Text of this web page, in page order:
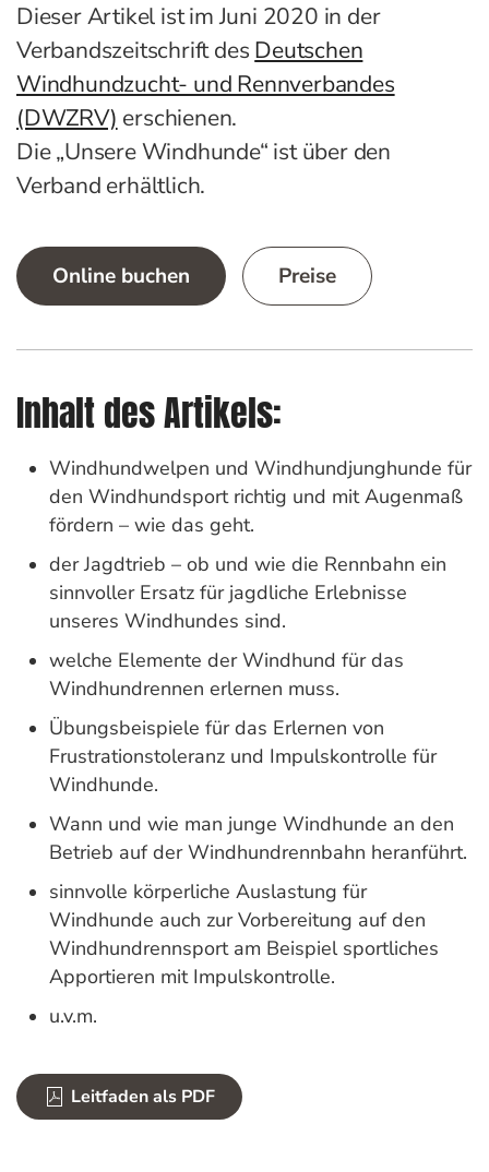
Dieser Artikel ist im Juni 2020 in der
Verbandszeitschrift des Deutschen
Windhundzucht- und Rennverbandes
(DWZRV) erschienen.
Die „Unsere Windhunde“ ist über den
Verband erhältlich.
Online buchen Preise
Inhalt des Artikels:
Windhundwelpen und Windhundjunghunde für
den Windhundsport richtig und mit Augenmaß
fördern – wie das geht.
der Jagdtrieb – ob und wie die Rennbahn ein
sinnvoller Ersatz für jagdliche Erlebnisse
unseres Windhundes sind.
welche Elemente der Windhund für das
Windhundrennen erlernen muss.
Übungsbeispiele für das Erlernen von
Frustrationstoleranz und Impulskontrolle für
Windhunde.
Wann und wie man junge Windhunde an den
Betrieb auf der Windhundrennbahn heranführt.
sinnvolle körperliche Auslastung für
Windhunde auch zur Vorbereitung auf den
Windhundrennsport am Beispiel sportliches
Apportieren mit Impulskontrolle.
u.v.m.
Leitfaden als PDF